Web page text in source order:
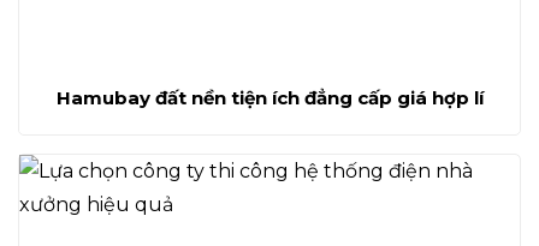
Hamubay đất nền tiện ích đẳng cấp giá hợp lí